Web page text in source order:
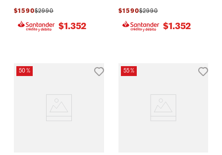
$1590$2990
$1.352
$1590$2990
$1.352
50 % 55 %